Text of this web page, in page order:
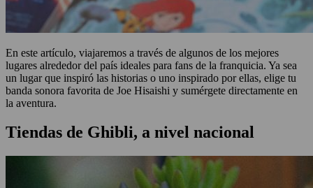
En este artículo, viajaremos a través de algunos de los mejores
lugares alrededor del país ideales para fans de la franquicia. Ya sea
un lugar que inspiró las historias o uno inspirado por ellas, elige tu
banda sonora favorita de Joe Hisaishi y sumérgete directamente en
la aventura.
Tiendas de Ghibli, a nivel nacional